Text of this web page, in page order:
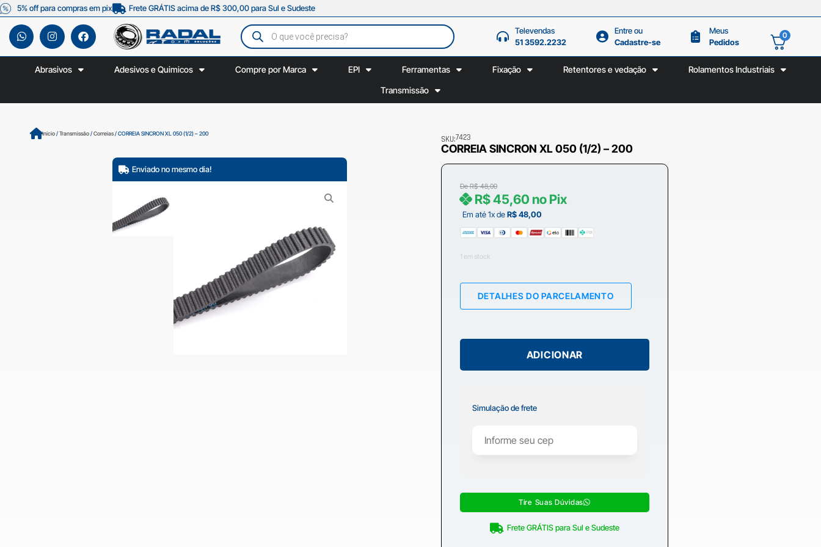
5% off para compras em pix Frete GRÁTIS acima de R$ 300,00 para Sul e Sudeste
Televendas
51 3592.2232
Entre ou
Cadastre-se
Meus
Pedidos
0
Abrasivos Adesivos e Quimicos Compre por Marca EPI Ferramentas Fixação Retentores e vedação
Rolamentos Industriais
Transmissão
Início/Transmissão/Correias/ CORREIA SINCRON XL 050 (1/2) – 200
Enviado no mesmo dia!
SKU:7423
CORREIA SINCRON XL 050 (1/2) – 200
DeR$48,00
Em até 1x deR$48,00
R$45,60 no Pix
1 em stock
DETALHES DO PARCELAMENTO
ADICIONAR
Simulação de frete
Tire Suas Dúvidas
Frete GRÁTIS para Sul e Sudeste